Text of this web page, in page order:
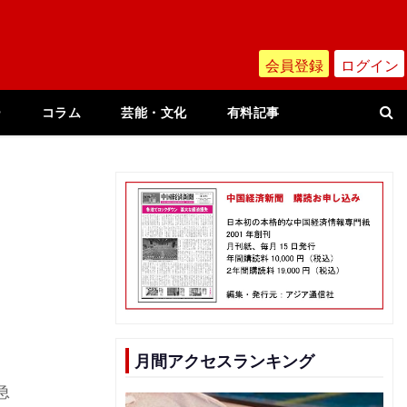
会員登録 ログイン
コラム 芸能・文化 有料記事
月間アクセスランキング